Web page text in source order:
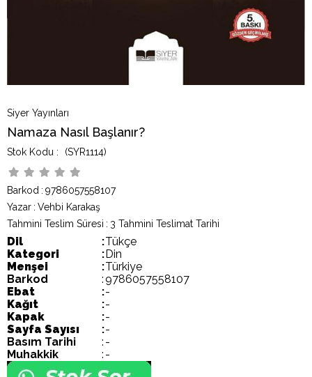
Siyer Yayınları
Namaza Nasıl Başlanır?
(SYR1114)
Barkod : 9786057558107
Yazar : Vehbi Karakaş
Tahmini Teslim Süresi : 3 Tahmini Teslimat Tarihi
Dil :Tükçe
Kategori
:Din
Menşei
:Türkiye
Barkod
:9786057558107
Ebat
:-
Kağıt
:-
Kapak
:-
Sayfa Sayısı
:-
Basım Tarihi
: -
Muhakkik
: -